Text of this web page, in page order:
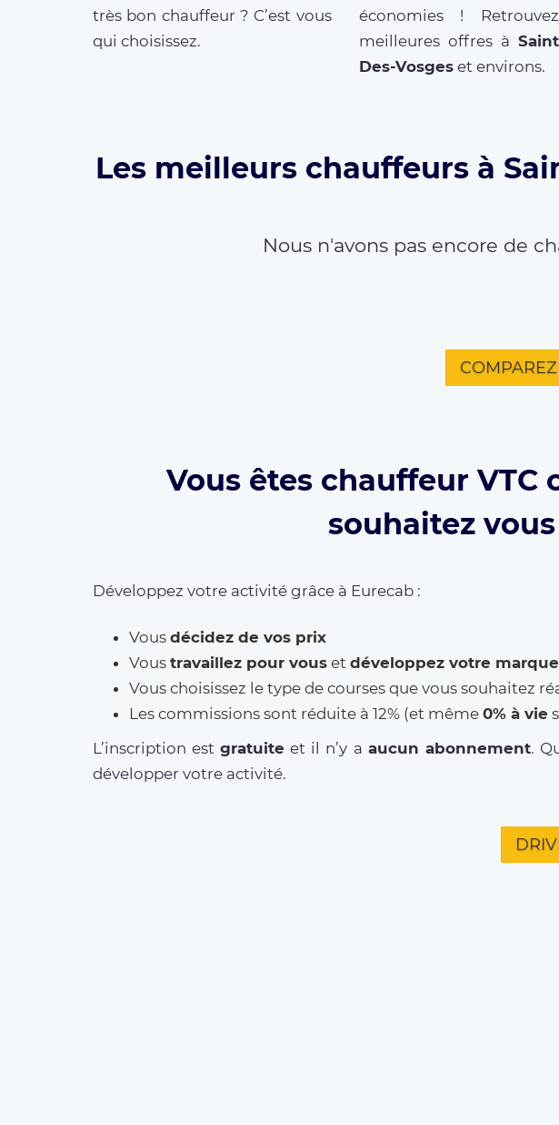
très bon chauffeur ? C’est vous
qui choisissez.
économies !
meilleures offres à
Des-Vosgeset environs.
Les meilleurs chauffeurs à
Nous n'avons pas encore de
Vous êtes chauffeur VTC
souhaitez
Développez votre activité grâce à Eurecab :
Vous décidez de vos prix
Vous travaillez pour vous et développez votre marque
Vous choisissez le type de courses que vous souhaitez
Les commissions sont réduite à 12% (et même 0% à vie
L’inscription estgratuite et il n’y a aucun abonnement.
développer votre activité.